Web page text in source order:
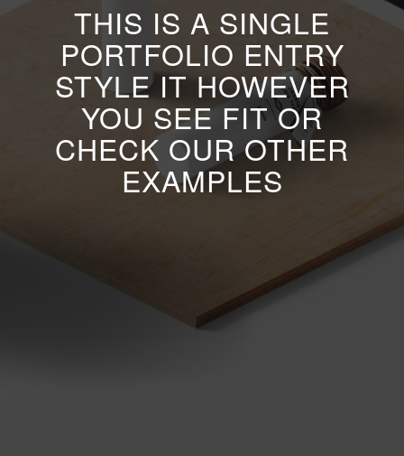
THIS IS A SINGLE
PORTFOLIO ENTRY
STYLE IT HOWEVER
YOU SEE FIT OR
CHECK OUR OTHER
EXAMPLES